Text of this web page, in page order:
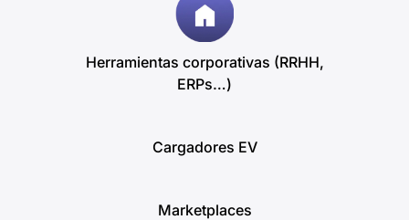
Herramientas corporativas (RRHH,
ERPs…)
Cargadores EV
Marketplaces